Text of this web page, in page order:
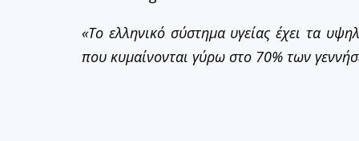
«Το ελληνικό σύστημα υγείας έχει τα
που κυμαίνονται γύρω στο 70% των